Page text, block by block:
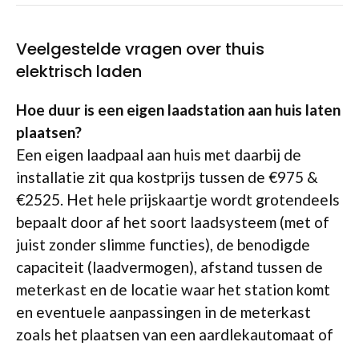
Veelgestelde vragen over thuis
elektrisch laden
Hoe duur is een eigen laadstation aan huis laten
plaatsen?
Een eigen laadpaal aan huis met daarbij de
installatie zit qua kostprijs tussen de €975 &
€2525. Het hele prijskaartje wordt grotendeels
bepaalt door af het soort laadsysteem (met of
juist zonder slimme functies), de benodigde
capaciteit (laadvermogen), afstand tussen de
meterkast en de locatie waar het station komt
en eventuele aanpassingen in de meterkast
zoals het plaatsen van een aardlekautomaat of